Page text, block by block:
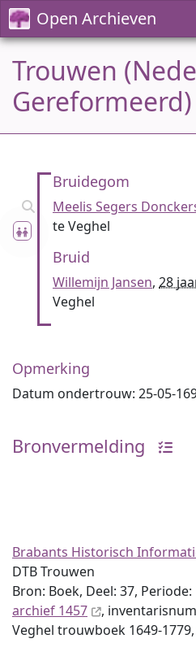
Open Archieven
Trouwen
Bruidegom
Meelis Segers
te Veghel
Bruid
Willemijn Jansen, 28
Veghel
Opmerking
Datum ondertrouw: 25-05-
Bronvermelding
Brabants Historisch
DTB Trouwen
Bron: Boek, Deel: 37,
archief 1457
,
Veghel trouwboek 1649-